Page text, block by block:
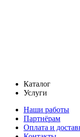
Каталог
Услуги
Наши работы
Партнёрам
Оплата и